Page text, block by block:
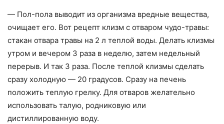
— Пол-пола выводит из организма вредные вещества,
очищает его. Вот рецепт клизм с отваром чудо-травы:
стакан отвара травы на 2 л теплой воды. Делать клизмы
утром и вечером 3 раза в неделю, затем недельный
перерыв. И так 3 раза. После теплой клизмы сделать
сразу холодную — 20 градусов. Сразу на печень
положить теплую грелку. Для отваров желательно
использовать талую, родниковую или
дистиллированную воду.